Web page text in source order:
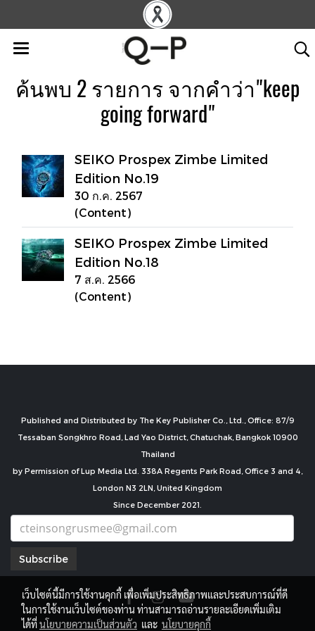
ค้นพบ 2 รายการ จากคำว่า"keep
going forward"
SEIKO Prospex Zimbe Limited
Edition No.19
30 ก.ค. 2567
(Content)
SEIKO Prospex Zimbe Limited
Edition No.18
7 ส.ค. 2566
(Content)
Published and Distributed by The Key Publisher Co., Ltd., Office: 87/9
Tessaban Songkhro Road, Lad Yao District, Chatuchak, Bangkok 10900
Thailand
by Permission of Lup Media Ltd. 338A Regents Park Road, Office 3 and 4,
London N3 2LN, United Kingdom
Since December 2021.
Subscribe
เว็บไซต์นี้มีการใช้งานคุกกี้ เพื่อเพิ่มประสิทธิภาพและประสบการณ์ที่ดี
ในการใช้งานเว็บไซต์ของท่าน ท่านสามารถอ่านรายละเอียดเพิ่มเติม
ได้ที่นโยบายความเป็นส่วนตัว และ นโยบายคุกกี้